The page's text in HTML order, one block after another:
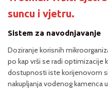
suncu i vjetru.
Sistem za navodnjavanje
Doziranje korisnih
po kap vrši se radi optimizacije
dostupnosti iste korijenovom
nakupljanja vodenog kamenca